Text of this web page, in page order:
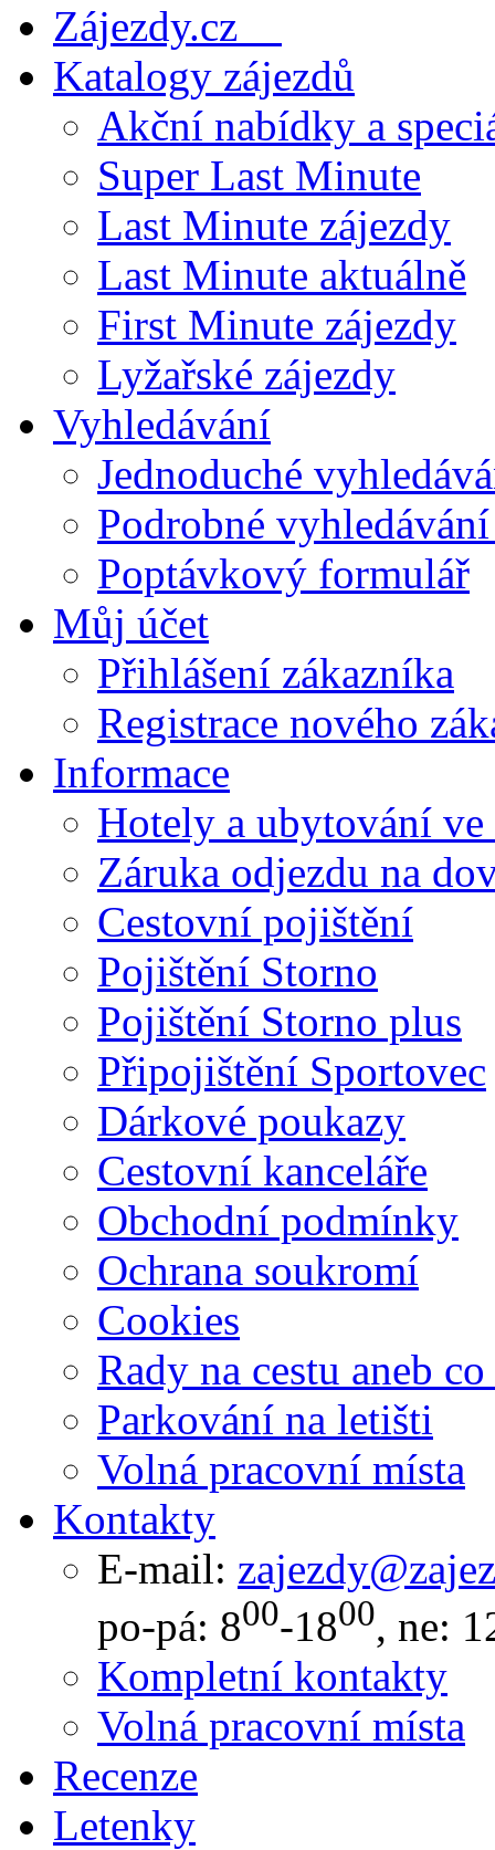
Zájezdy.cz
Katalogy zájezdů
Akční nabídky a
Super Last Minute
Last Minute zájezdy
Last Minute aktuálně
First Minute zájezdy
Lyžařské zájezdy
Vyhledávání
Jednoduché
Podrobné
Poptávkový formulář
Můj účet
Přihlášení zákazníka
Registrace nového
Informace
Hotely a ubytování ve
Záruka odjezdu na
Cestovní pojištění
Pojištění Storno
Pojištění Storno plus
Připojištění Sportovec
Dárkové poukazy
Cestovní kanceláře
Obchodní podmínky
Ochrana soukromí
Cookies
Rady na cestu aneb
Parkování na letišti
Volná pracovní místa
Kontakty
E-mail:
po-pá: 800-1800, ne:
Kompletní kontakty
Volná pracovní místa
Recenze
Letenky